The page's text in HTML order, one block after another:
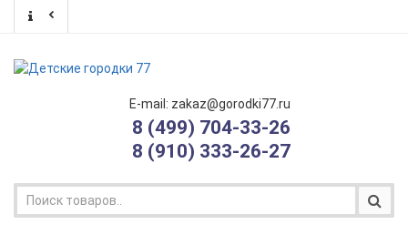
E-mail: zakaz@gorodki77.ru
8 (499) 704-33-26
8 (910) 333-26-27